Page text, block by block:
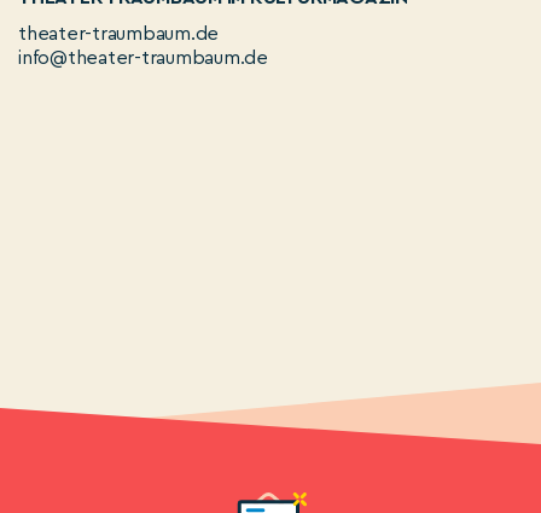
theater-traumbaum.de
info@theater-traumbaum.de